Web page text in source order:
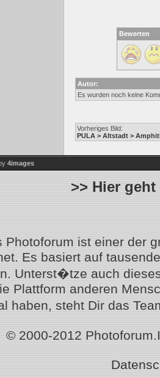
Bewerten
Autor:
Es wurden noch keine
Vorheriges Bild:
PULA > Altstadt >
4images
>> Hier
Photoforum ist einer der
Es basiert auf
Unterst�tze auch
Plattform anderen
haben, steht Dir das
© 2000-2012